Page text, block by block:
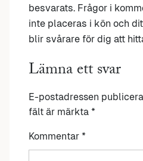
besvarats. Frågor i
inte placeras i kön och
blir svårare för dig att
Lämna ett svar
E-postadressen
fält är märkta *
Kommentar *